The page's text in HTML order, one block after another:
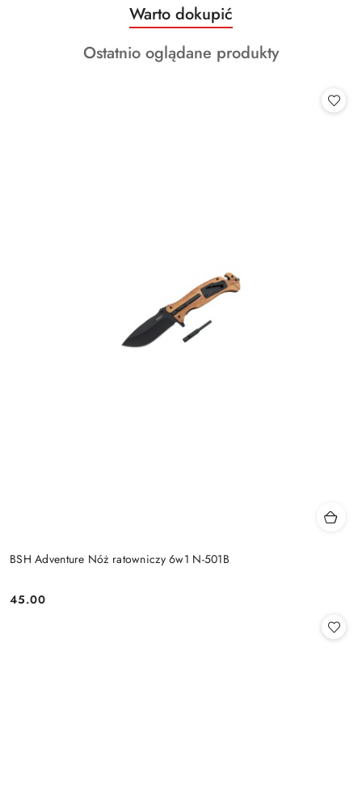
Pomiń karuzelę produktów
Produkty
o
statusie:
Warto dokupić
Produkty
Ostatnio oglądane produkty
BSH Adventure Nóż ratowniczy 6w1 N-501B
Cena:
45.00